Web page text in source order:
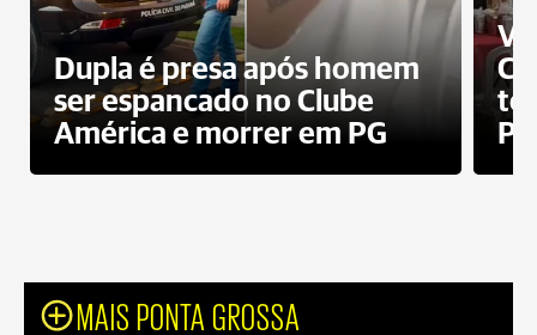
Dupla é presa após homem
ser espancado no Clube
América e morrer em PG
PG
MAIS PONTA GROSSA